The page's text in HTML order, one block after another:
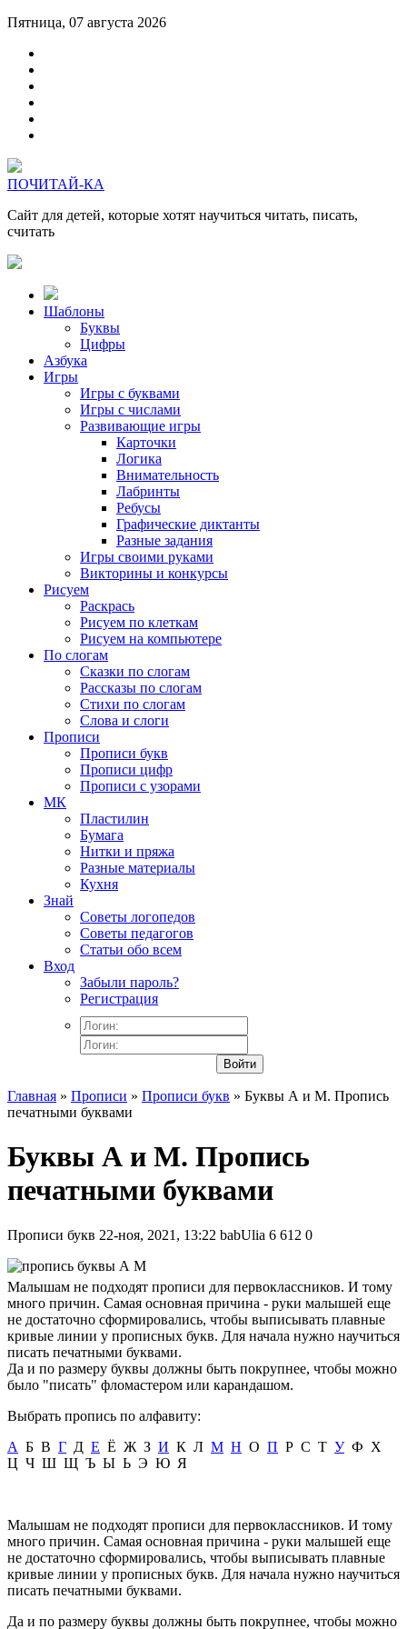
Пятница, 07 августа 2026
ПОЧИТАЙ-КА
Сайт для детей, которые хотят научиться читать, писать,
считать
Шаблоны
Буквы
Цифры
Азбука
Игры
Игры с буквами
Игры с числами
Развивающие игры
Карточки
Логика
Внимательность
Лабринты
Ребусы
Графические диктанты
Разные задания
Игры своими руками
Викторины и конкурсы
Рисуем
Раскрась
Рисуем по клеткам
Рисуем на компьютере
По слогам
Сказки по слогам
Рассказы по слогам
Стихи по слогам
Слова и слоги
Прописи
Прописи букв
Прописи цифр
Прописи с узорами
МК
Пластилин
Бумага
Нитки и пряжа
Разные материалы
Кухня
Знай
Советы логопедов
Советы педагогов
Статьи обо всем
Вход
Забыли пароль?
Регистрация
Войти
Главная » Прописи » Прописи букв » Буквы А и М. Пропись
печатными буквами
Буквы А и М. Пропись
печатными буквами
Прописи букв 22-ноя, 2021, 13:22 babUlia 6 612 0
Малышам не подходят прописи для первоклассников. И тому
много причин. Самая основная причина - руки малышей еще
не достаточно сформировались, чтобы выписывать плавные
кривые линии у прописных букв. Для начала нужно научиться
писать печатными буквами.
Да и по размеру буквы должны быть покрупнее, чтобы можно
было "писать" фломастером или карандашом.
Выбрать пропись по алфавиту:
А Б В Г Д Е Ё Ж З И К Л М Н О П Р С Т УФ Х
Ц Ч Ш Щ Ъ Ы Ь Э Ю Я
Малышам не подходят прописи для первоклассников. И тому
много причин. Самая основная причина - руки малышей еще
не достаточно сформировались, чтобы выписывать плавные
кривые линии у прописных букв. Для начала нужно научиться
писать печатными буквами.
Да и по размеру буквы должны быть покрупнее, чтобы можно